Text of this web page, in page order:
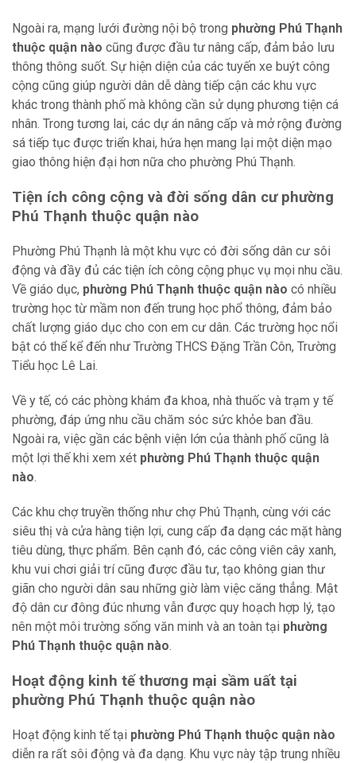
Ngoài ra, mạng lưới đường nội bộ trong phường Phú Thạnh
thuộc quận nào cũng được đầu tư nâng cấp, đảm bảo lưu
thông thông suốt. Sự hiện diện của các tuyến xe buýt công
cộng cũng giúp người dân dễ dàng tiếp cận các khu vực
khác trong thành phố mà không cần sử dụng phương tiện cá
nhân. Trong tương lai, các dự án nâng cấp và mở rộng đường
sá tiếp tục được triển khai, hứa hẹn mang lại một diện mạo
giao thông hiện đại hơn nữa cho phường Phú Thạnh.
Tiện ích công cộng và đời sống dân cư phường
Phú Thạnh thuộc quận nào
Phường Phú Thạnh là một khu vực có đời sống dân cư sôi
động và đầy đủ các tiện ích công cộng phục vụ mọi nhu cầu.
Về giáo dục, phường Phú Thạnh thuộc quận nào có nhiều
trường học từ mầm non đến trung học phổ thông, đảm bảo
chất lượng giáo dục cho con em cư dân. Các trường học nổi
bật có thể kể đến như Trường THCS Đặng Trần Côn, Trường
Tiểu học Lê Lai.
Về y tế, có các phòng khám đa khoa, nhà thuốc và trạm y tế
phường, đáp ứng nhu cầu chăm sóc sức khỏe ban đầu.
Ngoài ra, việc gần các bệnh viện lớn của thành phố cũng là
một lợi thế khi xem xét phường Phú Thạnh thuộc quận
nào.
Các khu chợ truyền thống như chợ Phú Thạnh, cùng với các
siêu thị và cửa hàng tiện lợi, cung cấp đa dạng các mặt hàng
tiêu dùng, thực phẩm. Bên cạnh đó, các công viên cây xanh,
khu vui chơi giải trí cũng được đầu tư, tạo không gian thư
giãn cho người dân sau những giờ làm việc căng thẳng. Mật
độ dân cư đông đúc nhưng vẫn được quy hoạch hợp lý, tạo
nên một môi trường sống văn minh và an toàn tại phường
Phú Thạnh thuộc quận nào.
Hoạt động kinh tế thương mại sầm uất tại
phường Phú Thạnh thuộc quận nào
Hoạt động kinh tế tại phường Phú Thạnh thuộc quận nào
diễn ra rất sôi động và đa dạng. Khu vực này tập trung nhiều